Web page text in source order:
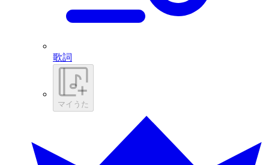
歌詞
マイうた